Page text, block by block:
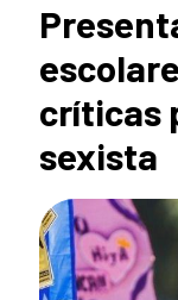
críticas
sexista